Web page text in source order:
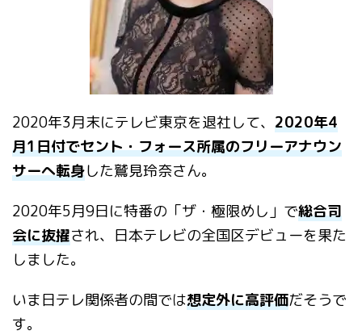
2020年3月末にテレビ東京を退社して、 2020年4
月1日付でセント・フォース所属のフリーアナウン
サーへ転身した鷲見玲奈さん。
2020年5月9日に特番の「ザ・極限めし」で総合司
会に抜擢され、日本テレビの全国区デビューを果た
しました。
いま日テレ関係者の間では想定外に高評価だそうで
す。